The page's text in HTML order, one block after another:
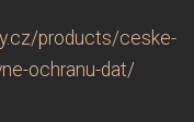
products/ceske-
ochranu-dat/